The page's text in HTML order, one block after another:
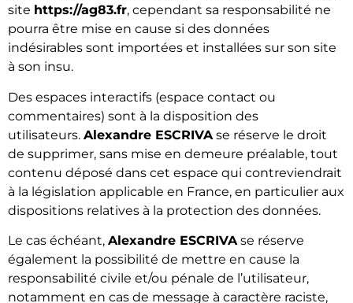
site https://ag83.fr, cependant sa responsabilité ne
pourra être mise en cause si des données
indésirables sont importées et installées sur son site
à son insu.
Des espaces interactifs (espace contact ou
commentaires) sont à la disposition des
utilisateurs. Alexandre ESCRIVAse réserve le droit
de supprimer, sans mise en demeure préalable, tout
contenu déposé dans cet espace qui contreviendrait
à la législation applicable en France, en particulier aux
dispositions relatives à la protection des données.
Le cas échéant, Alexandre ESCRIVAse réserve
également la possibilité de mettre en cause la
responsabilité civile et/ou pénale de l’utilisateur,
notamment en cas de message à caractère raciste,